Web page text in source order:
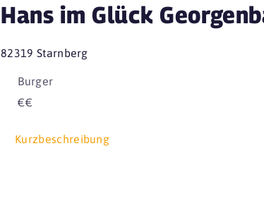
Hans im Glück
82319 Starnberg
Burger
€€
Kurzbeschreibung